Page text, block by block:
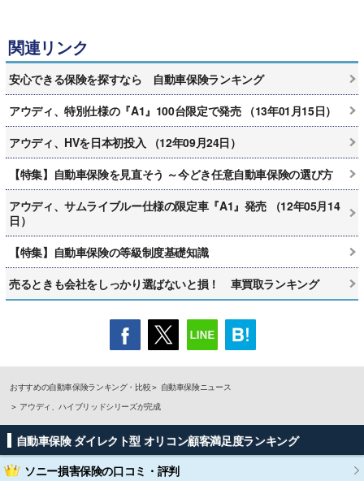
関連リンク
安心できる保険を探すなら 自動車保険ランキング
アウディ、特別仕様の『A1』100台限定で発売 （13年01月15日）
アウディ、HVを日本初投入 （12年09月24日）
【特集】自動車保険を見直そう ～今どき任意自動車保険の選び方
アウディ、サムライブルー仕様の限定車『A1』発売 （12年05月14
日）
【特集】自動車保険の等級制度基礎知識
売るときも会社をしっかり選ばないと損！ 車買取ランキング
おすすめの自動車保険ランキング・比較
自動車保険ニュース
アウディ、ハイブリッドシリーズが完成
自動車保険 ダイレクト型 オリコン顧客満足度ランキング
ソニー損害保険の口コミ・評判